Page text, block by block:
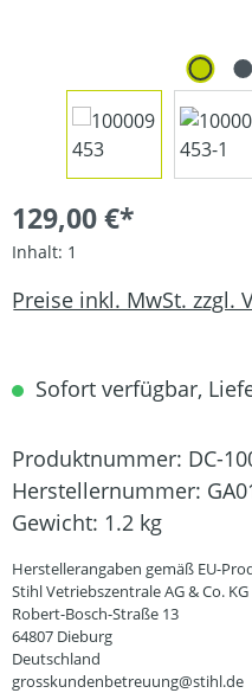
129,00 €*
Inhalt: 1
Preise inkl. MwSt. zzgl.
Sofort verfügbar,
Produktnummer: DC-
Herstellernummer:
Gewicht: 1.2 kg
Herstellerangaben gemäß EU-
Stihl Vetriebszentrale AG & Co. KG
Robert-Bosch-Straße 13
64807 Dieburg
Deutschland
grosskundenbetreuung@stihl.de